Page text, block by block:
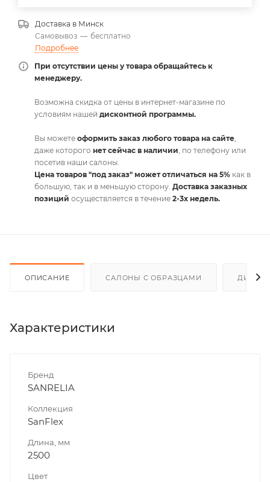
Доставка в Минск
Самовывоз — бесплатно
Подробнее
При отсутствии цены у товара обращайтесь к
менеджеру.
Возможна скидка от цены в интернет-магазине по
условиям нашей дисконтной программы.
Вы можете оформить заказ любого товара на сайте,
даже которого нет сейчас в наличии, по телефону или
посетив наши салоны.
Цена товаров "под заказ" может отличаться на 5% как в
большую, так и в меньшую сторону. Доставка заказных
позиций осуществляется в течение 2-3х недель.
ОПИСАНИЕ САЛОНЫ С ОБРАЗЦАМИ
Характеристики
Бренд
SANRELIA
Коллекция
SanFlex
Длина, мм
2500
Цвет